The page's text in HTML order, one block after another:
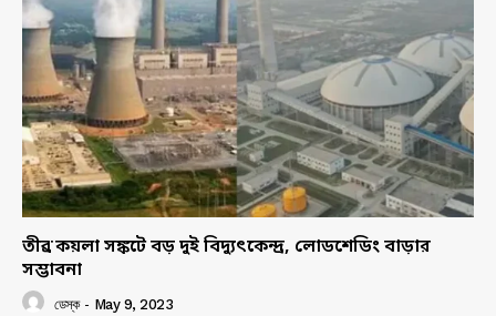
তীব্র কয়লা সঙ্কটে বড় দুই বিদ্যুৎকেন্দ্র, লোডশেডিং বাড়ার
সম্ভাবনা
ডেস্ক - May 9, 2023